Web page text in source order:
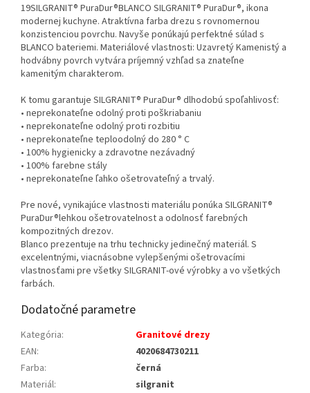
19SILGRANIT® PuraDur®BLANCO SILGRANIT® PuraDur®, ikona
modernej kuchyne. Atraktívna farba drezu s rovnomernou
konzistenciou povrchu. Navyše ponúkajú perfektné súlad s
BLANCO bateriemi. Materiálové vlastnosti: Uzavretý Kamenistý a
hodvábny povrch vytvára príjemný vzhľad sa znateľne
kamenitým charakterom.
K tomu garantuje SILGRANIT® PuraDur® dlhodobú spoľahlivosť:
• neprekonateľne odolný proti poškriabaniu
• neprekonateľne odolný proti rozbitiu
• neprekonateľne teploodolný do 280 ° C
• 100% hygienicky a zdravotne nezávadný
• 100% farebne stály
• neprekonateľne ľahko ošetrovateľný a trvalý.
Pre nové, vynikajúce vlastnosti materiálu ponúka SILGRANIT®
PuraDur®lehkou ošetrovatelnost a odolnosť farebných
kompozitných drezov.
Blanco prezentuje na trhu technicky jedinečný materiál. S
excelentnými, viacnásobne vylepšenými ošetrovacími
vlastnosťami pre všetky SILGRANIT-ové výrobky a vo všetkých
farbách.
Dodatočné parametre
Kategória:
Granitové drezy
EAN:
4020684730211
Farba:
černá
Materiál:
silgranit